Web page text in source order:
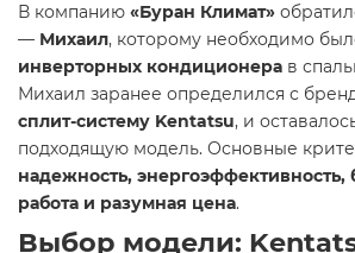
В компанию «Буран Климат»
— Михаил, которому необходимо
инверторных кондиционера в
Михаил заранее определился с
сплит-систему Kentatsu, и
подходящую модель. Основные
надежность,
работа и разумная цена.
Выбор модели: